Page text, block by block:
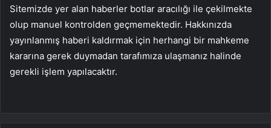
Sitemizde yer alan haberler botlar aracılığı ile çekilmekte
olup manuel kontrolden geçmemektedir. Hakkınızda
yayınlanmış haberi kaldırmak için herhangi bir mahkeme
kararına gerek duymadan tarafımıza ulaşmanız halinde
gerekli işlem yapılacaktır.